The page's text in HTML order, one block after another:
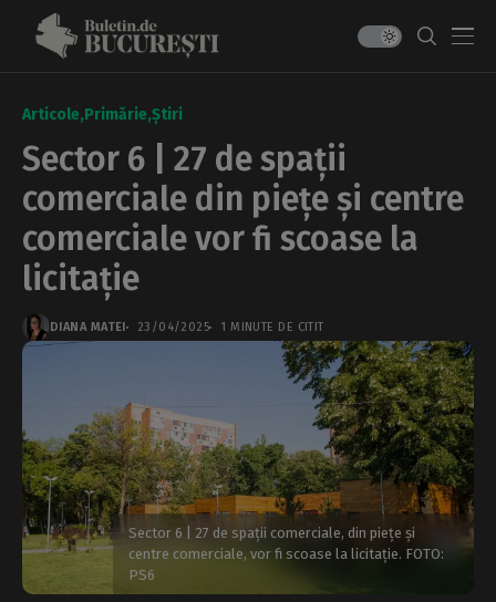
Articole Primărie Știri
Sector 6 | 27 de spații
comerciale din piețe și centre
comerciale vor fi scoase la
licitație
DIANA MATEI 23/04/2025 1 MINUTE DE CITIT
Sector 6 | 27 de spații comerciale, din piețe și
centre comerciale, vor fi scoase la licitație. FOTO:
PS6